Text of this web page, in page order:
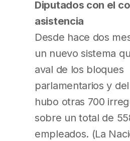
Diputados con el
asistencia
Desde hace dos
un nuevo sistema
aval de los bloques
parlamentarios y
hubo otras 700
sobre un total de
empleados. (La